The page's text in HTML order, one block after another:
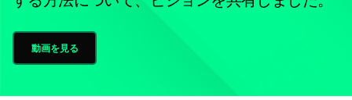
動画を見る